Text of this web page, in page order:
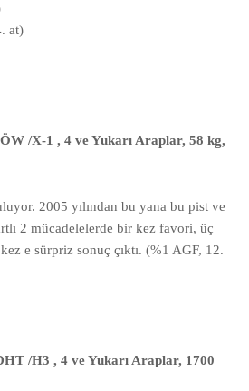
at)
/X-1 , 4 ve Yukarı Araplar, 58 kg,
2005 yılından bu yana bu pist ve
2 mücadelelerde bir kez favori, üç
e sürpriz sonuç çıktı. (%1 AGF, 12.
/H3 , 4 ve Yukarı Araplar, 1700